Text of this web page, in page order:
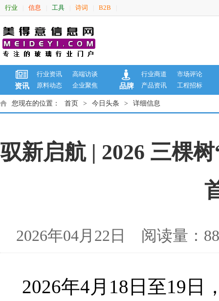
行业 信息 工具 诗词 B2B
资讯
行业资讯
高端访谈
原料动态
企业聚焦 品牌
行业商道
市场评论
产品资讯
工程招标
您现在的位置： 首页 > 今日头条 > 详细信息
驭新启航 | 2026 三棵
2026年04月22日 阅读量
2026年4月18日至19日